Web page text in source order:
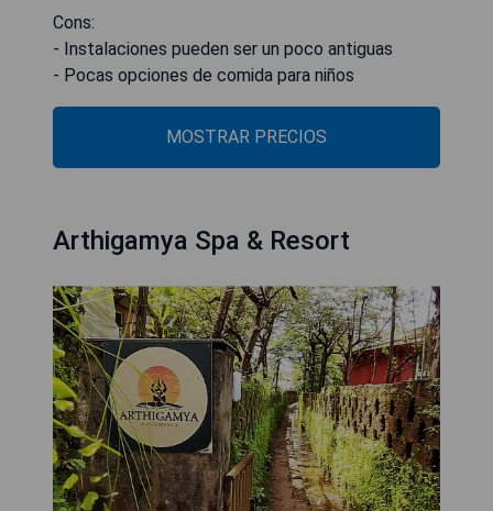
Cons:
- Instalaciones pueden ser un poco antiguas
- Pocas opciones de comida para niños
MOSTRAR PRECIOS
Arthigamya Spa & Resort